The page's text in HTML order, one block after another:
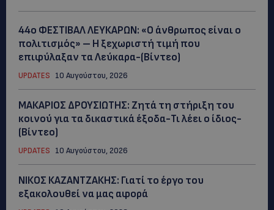
44ο ΦΕΣΤΙΒΑΛ ΛΕΥΚΑΡΩΝ: «Ο άνθρωπος είναι ο
πολιτισμός» – Η ξεχωριστή τιμή που
επιφύλαξαν τα Λεύκαρα-(Βίντεο)
UPDATES 10 Αυγούστου, 2026
ΜΑΚΑΡΙΟΣ ΔΡΟΥΣΙΩΤΗΣ: Ζητά τη στήριξη του
κοινού για τα δικαστικά έξοδα-Τι λέει ο ίδιος-
(Βίντεο)
UPDATES 10 Αυγούστου, 2026
ΝΙΚΟΣ ΚΑΖΑΝΤΖΑΚΗΣ: Γιατί το έργο του
εξακολουθεί να μας αφορά